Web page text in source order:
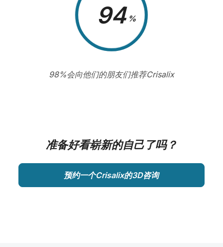
98 %
98%会向他们的朋友们推荐Crisalix
准备好看崭新的自己了吗？
预约一个Crisalix的3D咨询